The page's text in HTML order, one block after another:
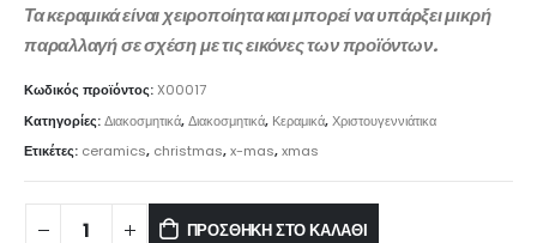
Τα κεραμικά είναι χειροποίητα και μπορεί να υπάρξει μικρή
παραλλαγή σε σχέση με τις εικόνες των προϊόντων.
Κωδικός προϊόντος:X00017
Κατηγορίες:Διακοσμητικά,Διακοσμητικά, Κεραμικά,Χριστουγεννιάτικα
Ετικέτες: ceramics, christmas,x-mas,xmas
ΠΡΟΣΘΉΚΗ ΣΤΟ ΚΑΛΆΘΙ